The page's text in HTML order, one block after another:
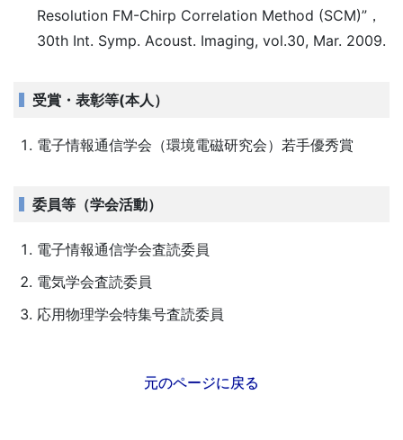
Resolution FM-Chirp Correlation Method (SCM)”，
30th Int. Symp. Acoust. Imaging, vol.30, Mar. 2009.
受賞・表彰等(本人）
電子情報通信学会（環境電磁研究会）若手優秀賞
委員等（学会活動）
電子情報通信学会査読委員
電気学会査読委員
応用物理学会特集号査読委員
元のページに戻る